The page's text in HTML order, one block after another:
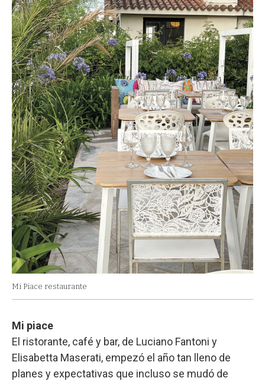
Mi Piace restaurante
Mi piace
El ristorante, café y bar, de Luciano Fantoni y
Elisabetta Maserati, empezó el año tan lleno de
planes y expectativas que incluso se mudó de